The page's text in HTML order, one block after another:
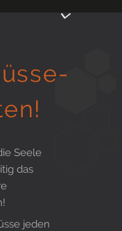
Seele
das
jeden